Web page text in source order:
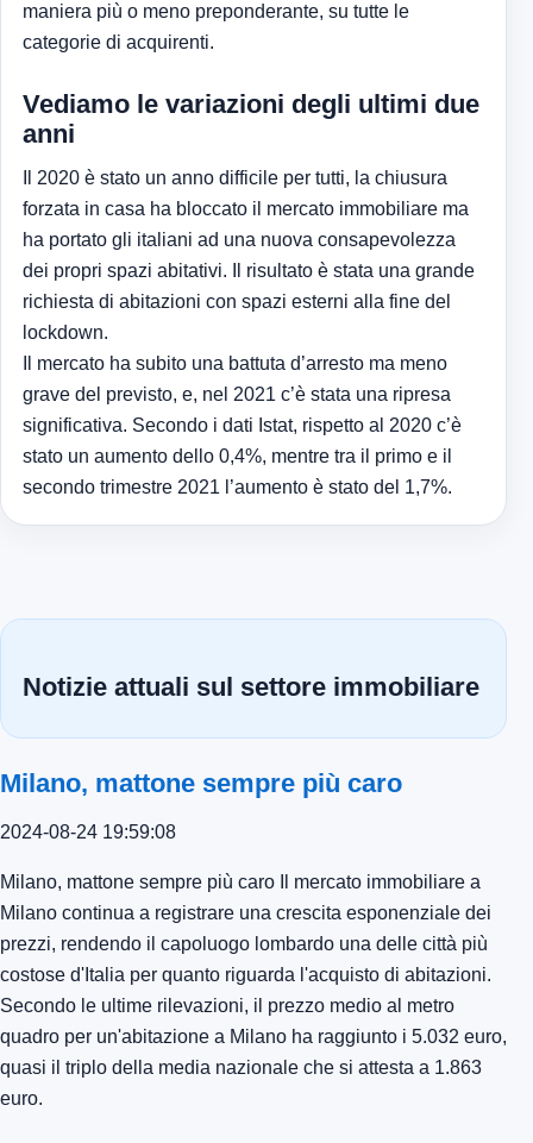
maniera più o meno preponderante, su tutte le
categorie di acquirenti.
Vediamo le variazioni degli ultimi due
anni
Il 2020 è stato un anno difficile per tutti, la chiusura
forzata in casa ha bloccato il mercato immobiliare ma
ha portato gli italiani ad una nuova consapevolezza
dei propri spazi abitativi. Il risultato è stata una grande
richiesta di abitazioni con spazi esterni alla fine del
lockdown.
Il mercato ha subito una battuta d’arresto ma meno
grave del previsto, e, nel 2021 c’è stata una ripresa
significativa. Secondo i dati Istat, rispetto al 2020 c’è
stato un aumento dello 0,4%, mentre tra il primo e il
secondo trimestre 2021 l’aumento è stato del 1,7%.
Notizie attuali sul settore immobiliare
Milano, mattone sempre più caro
2024-08-24 19:59:08
Milano, mattone sempre più caro Il mercato immobiliare a
Milano continua a registrare una crescita esponenziale dei
prezzi, rendendo il capoluogo lombardo una delle città più
costose d'Italia per quanto riguarda l'acquisto di abitazioni.
Secondo le ultime rilevazioni, il prezzo medio al metro
quadro per un'abitazione a Milano ha raggiunto i 5.032 euro,
quasi il triplo della media nazionale che si attesta a 1.863
euro.